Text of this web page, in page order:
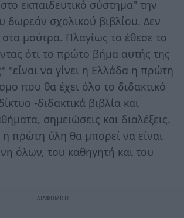
εκπαιδευτικό σύστημα" την
δωρεάν σχολικού βιβλίου. Δεν
μούτρα. Πλαγίως το έθεσε το
ότι το πρώτο βήμα αυτής της
"είναι να γίνει η Ελλάδα η πρώτη
που θα έχει όλο το διδακτικό
-διδακτικά βιβλία και
σημειώσεις και διαλέξεις.
η πρώτη ύλη θα μπορεί να είναι
όλων, του καθηγητή και του